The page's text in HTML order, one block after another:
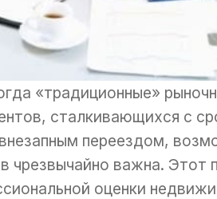
«традиционные»
сталкивающихся с
переездом,
чрезвычайно важна. Этот
оценки